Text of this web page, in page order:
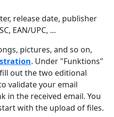
release date, publisher
EAN/UPC, ...
pictures, and so on,
. Under "Funktions"
out the two editional
validate your email
in the received email. You
with the upload of files.